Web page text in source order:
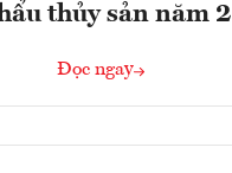
thủy sản năm
Đọc ngay